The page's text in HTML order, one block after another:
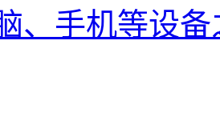
、手机等设